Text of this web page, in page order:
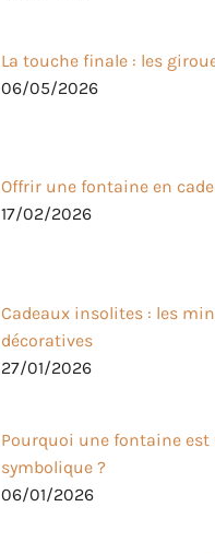
La touche finale : les
06/05/2026
Offrir une fontaine en
17/02/2026
Cadeaux insolites : les
décoratives
27/01/2026
Pourquoi une fontaine est
symbolique ?
06/01/2026